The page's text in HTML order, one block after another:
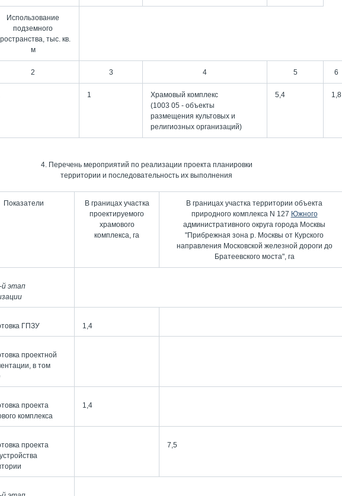
Использование
подземного
тыс. кв.
м
2 3 4 5 6
1
Храмовый комплекс
(1003 05 - объекты
размещения культовых и
религиозных организаций)
5,4 1,8
4. Перечень мероприятий по реализации проекта планировки
территории и последовательность их выполнения
Показатели
В границах участка
проектируемого
храмового
комплекса, га
В границах участка территории объекта
природного комплекса N 127 Южного
административного округа города Москвы
"Прибрежная зона р. Москвы от Курского
направления Московской железной дороги до
Братеевского моста", га
й этап
ГПЗУ 1,4
проектной
в том
проекта
комплекса
1,4
проекта
7,5